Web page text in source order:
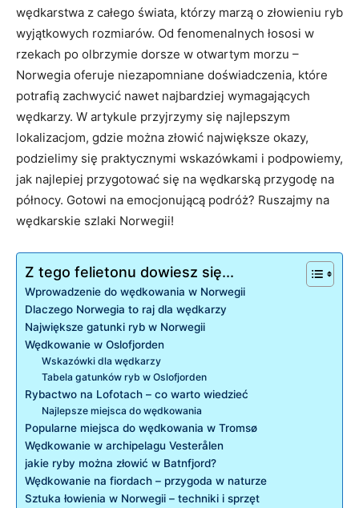
wędkarstwa z całego świata, którzy marzą o złowieniu ryb
wyjątkowych rozmiarów. Od fenomenalnych łososi w
rzekach po olbrzymie dorsze w otwartym morzu –
Norwegia oferuje niezapomniane doświadczenia, które
potrafią zachwycić nawet najbardziej wymagających
wędkarzy. W artykule przyjrzymy się najlepszym
lokalizacjom, gdzie można złowić największe okazy,
podzielimy się praktycznymi wskazówkami i podpowiemy,
jak najlepiej przygotować się na wędkarską przygodę na
północy. Gotowi na emocjonującą podróż? Ruszajmy na
wędkarskie szlaki Norwegii!
Z tego felietonu dowiesz się...
Wprowadzenie do wędkowania w Norwegii
Dlaczego Norwegia to raj dla wędkarzy
Największe gatunki ryb w Norwegii
Wędkowanie w Oslofjorden
Wskazówki dla wędkarzy
Tabela gatunków ryb w Oslofjorden
Rybactwo na Lofotach – co warto wiedzieć
Najlepsze miejsca do wędkowania
Popularne miejsca do wędkowania w Tromsø
Wędkowanie w archipelagu Vesterålen
jakie ryby można złowić w Batnfjord?
Wędkowanie na fiordach – przygoda w naturze
Sztuka łowienia w Norwegii – techniki i sprzęt